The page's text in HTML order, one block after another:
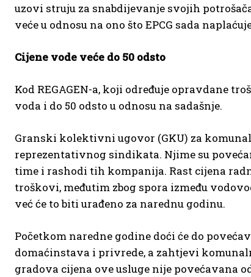
uzovi struju za snabdijevanje svojih
veće u odnosu na ono što EPCG sada
Cijene vode veće do 50 odsto
Kod REGAGEN-a, koji određuje opravdane
voda i do 50 odsto u odnosu na sadašnje.
Granski kolektivni ugovor (GKU) za
reprezentativnog sindikata. Njime su
time i rashodi tih kompanija. Rast cijena
troškovi, međutim zbog spora između
već će to biti urađeno za narednu godinu.
Početkom naredne godine doći će do
domaćinstava i privrede, a zahtjevi
gradova cijena ove usluge nije povećavana